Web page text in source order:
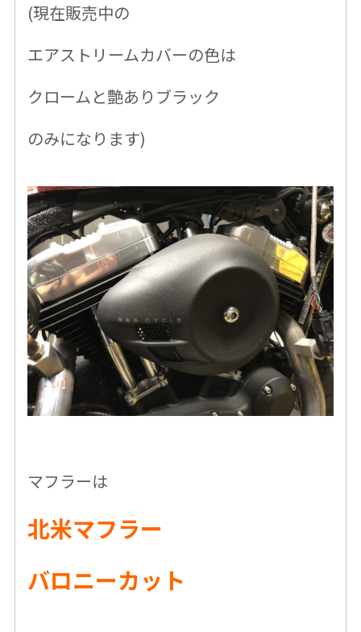
(現在販売中の
エアストリームカバーの色は
クロームと艶ありブラック
のみになります)
マフラーは
北米マフラー
バロニーカット